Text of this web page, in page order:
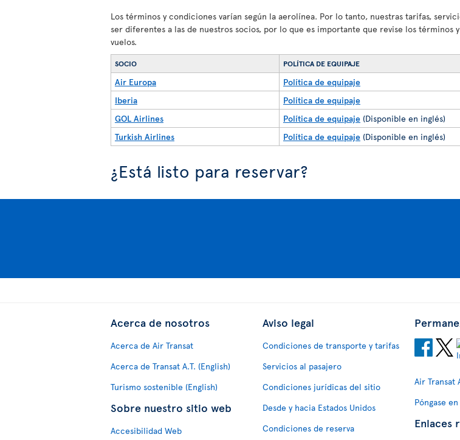
Los términos y condiciones varían según la aerolínea. Por lo tanto, nuestras tarifas,
ser diferentes a las de nuestros socios, por lo que es importante que revise los términos
vuelos.
SOCIO POLÍTICA DE EQUIPAJE
Air Europa
Política de equipaje
Iberia
Política de equipaje
GOL Airlines
Política de equipaje (Disponible en inglés)
Turkish Airlines
Política de equipaje (Disponible en inglés)
¿Está listo para reservar?
Acerca de nosotros
Acerca de Air Transat
Acerca de Transat A.T. (English)
Turismo sostenible (English)
Sobre nuestro sitio web
Accesibilidad Web
Aviso legal
Condiciones de transporte y tarifas
Servicios al pasajero
Condiciones jurídicas del sitio
Desde y hacia Estados Unidos
Condiciones de reserva
Air Transat
Póngase
Enlaces